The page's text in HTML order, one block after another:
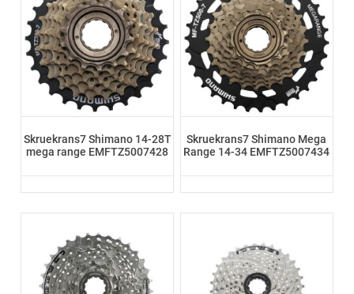
Skruekrans7 Shimano 14-28T
mega range EMFTZ5007428
Skruekrans7 Shimano Mega
Range 14-34 EMFTZ5007434